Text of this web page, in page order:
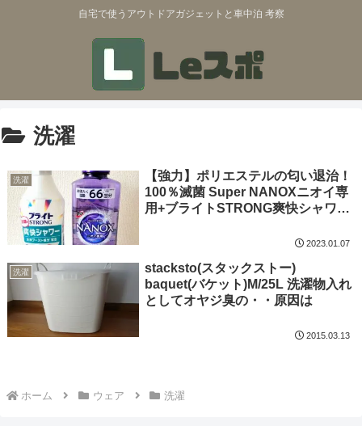
自宅で使うアウトドアガジェットと車中泊 考察
洗濯
洗濯
【強力】ポリエステルの匂い退治！
100％滅菌 Super NANOXニオイ専
用+ブライトSTRONG爽快シャワー
2023.01.07
洗濯
stacksto(スタックストー)
baquet(バケット)M/25L 洗濯物入れ
としてオヤジ臭の・・原因は
2015.03.13
ホーム ウェア 洗濯